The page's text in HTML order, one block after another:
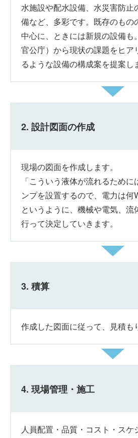
水施設や配水設備、水災害防止
備など、多彩です。既存のもの
中心に、ときには新規の設備も
官公庁）から現状の課題をヒア
るような設備の構成案を提案し
2. 設計図面の作成
現場の図面を作成します。
「こういう液体が流れるため
ンプを設置するので、電力は何
というように、機械や電気、流
行って決定していきます。
3. 積算
作成した図面に従って、見積も
4. 現場管理・施工
人員配置・品質・コスト・スケ